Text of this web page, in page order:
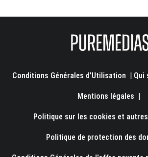
Conditions Générales d'Utilisation | Qui
Mentions légales |
Politique sur les cookies et
Politique de protection des